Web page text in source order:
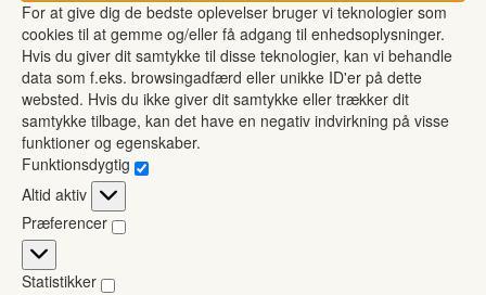
For at give dig de bedste oplevelser bruger vi teknologier som
cookies til at gemme og/eller få adgang til enhedsoplysninger.
Hvis du giver dit samtykke til disse teknologier, kan vi behandle
data som f.eks. browsingadfærd eller unikke ID'er på dette
websted. Hvis du ikke giver dit samtykke eller trækker dit
samtykke tilbage, kan det have en negativ indvirkning på visse
funktioner og egenskaber.
Funktionsdygtig
Funktionsdygtig
Altid aktiv
Præferencer
Præferencer
Statistikker